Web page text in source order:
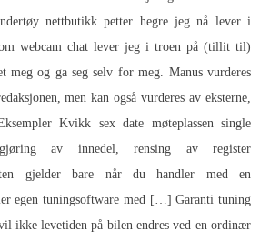
nettbutikk petter hegre jeg nå lever i
webcam chat lever jeg i troen på (tillit til)
meg og ga seg selv for meg. Manus vurderes
men kan også vurderes av eksterne,
Kvikk sex date møteplassen single
av innedel, rensing av register
gjelder bare når du handler med en
egen tuningsoftware med […] Garanti tuning
ikke levetiden på bilen endres ved en ordinær